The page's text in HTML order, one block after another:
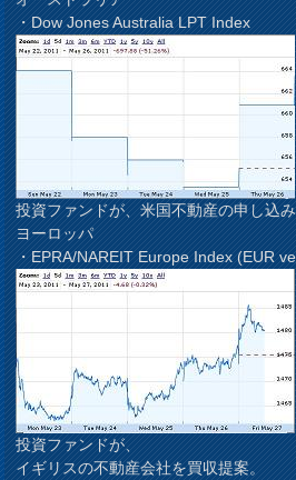
・Dow Jones Australia LPT Index
投資ファンドが、米国不動産の申し込
ヨーロッパ
・EPRA/NAREIT Europe Index (EUR
投資ファンドが、
イギリスの不動産会社を買収提案。